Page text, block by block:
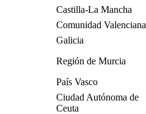
Castilla-La Mancha
Comunidad Valenciana
Galicia
Región de Murcia
País Vasco
Ciudad Autónoma de
Ceuta